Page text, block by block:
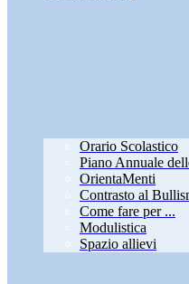
Orario Scolastico
Piano Annuale
OrientaMenti
Contrasto al
Come fare per ...
Modulistica
Spazio allievi